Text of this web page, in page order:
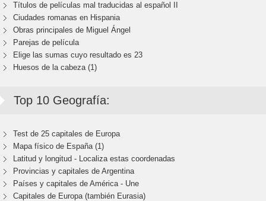
Títulos de películas mal traducidas al español II
Ciudades romanas en Hispania
Obras principales de Miguel Ángel
Parejas de película
Elige las sumas cuyo resultado es 23
Huesos de la cabeza (1)
Top 10 Geografía:
Test de 25 capitales de Europa
Mapa físico de España (1)
Latitud y longitud - Localiza estas coordenadas
Provincias y capitales de Argentina
Países y capitales de América - Une
Capitales de Europa (también Eurasia)